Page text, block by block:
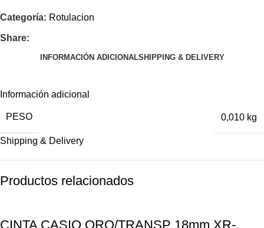
Categoría: Rotulacion
Share:
INFORMACIÓN ADICIONALSHIPPING & DELIVERY
Información adicional
PESO 0,010 kg
Shipping & Delivery
Productos relacionados
CINTA CASIO ORO/TRANSP 18mm XR-